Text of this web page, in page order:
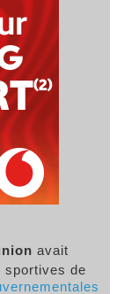
avait
sportives de